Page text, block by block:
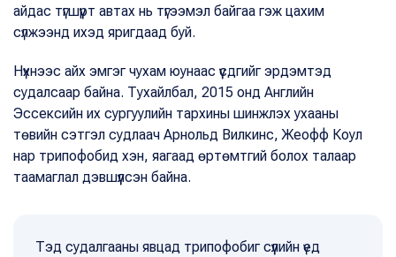
айдас түгшүүрт автах нь түгээмэл байгаа гэж цахим
сүлжээнд ихэд яригдаад буй.
Нүхнээс айх эмгэг чухам юунаас үүсдгийг эрдэмтэд
судалсаар байна. Тухайлбал, 2015 онд Английн
Эссексийн их сургуулийн тархины шинжлэх ухааны
төвийн сэтгэл судлаач Арнольд Вилкинс, Жеофф Коул
нар трипофобид хэн, яагаад өртөмтгий болох талаар
таамаглал дэвшүүлсэн байна.
Тэд судалгааны явцад трипофобиг сүүлийн үед